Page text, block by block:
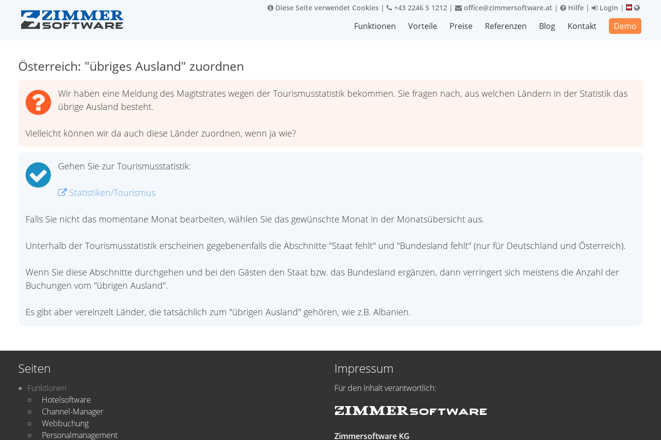
Diese Seite verwendet Cookies | +43 2246 5 1212 | office@zimmersoftware.at | Hilfe | Login |
Funktionen Vorteile Preise Referenzen Blog Kontakt Demo
Österreich: "übriges Ausland" zuordnen
Wir haben eine Meldung des Magitstrates wegen der Tourismusstatistik bekommen. Sie fragen nach, aus welchen Ländern in der Statistik das
übrige Ausland besteht.
Vielleicht können wir da auch diese Länder zuordnen, wenn ja wie?
Gehen Sie zur Tourismusstatistik:
Statistiken/Tourismus
Falls Sie nicht das momentane Monat bearbeiten, wählen Sie das gewünschte Monat in der Monatsübersicht aus.
Unterhalb der Tourismusstatistik erscheinen gegebenenfalls die Abschnitte "Staat fehlt" und "Bundesland fehlt" (nur für Deutschland und Österreich).
Wenn Sie diese Abschnitte durchgehen und bei den Gästen den Staat bzw. das Bundesland ergänzen, dann verringert sich meistens die Anzahl der
Buchungen vom "übrigen Ausland".
Es gibt aber vereinzelt Länder, die tatsächlich zum "übrigen Ausland" gehören, wie z.B. Albanien.
Seiten
Funktionen
Hotelsoftware
Channel-Manager
Webbuchung
Personalmanagement
Impressum
Für den Inhalt verantwortlich:
Zimmersoftware KG